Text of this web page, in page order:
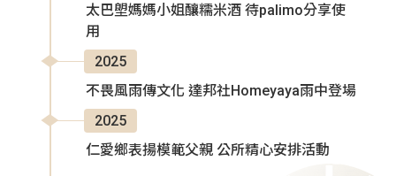
太巴塱媽媽小姐釀糯米酒 待palimo分享使
用
2025
不畏風雨傳文化 達邦社Homeyaya雨中登場
2025
仁愛鄉表揚模範父親 公所精心安排活動